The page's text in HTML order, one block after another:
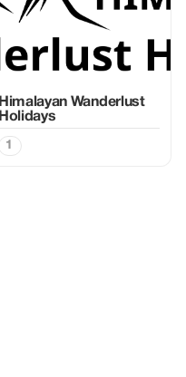
Himalayan Wanderlust
Holidays
1